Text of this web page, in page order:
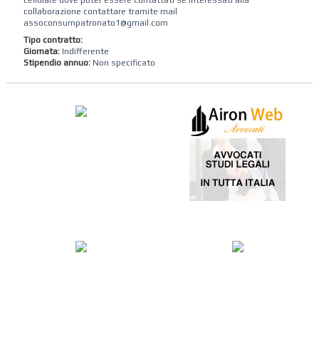
collaborazione contattare tramite mail
assoconsumpatronato1@gmail.com
Tipo contratto:
Giornata: Indifferente
Stipendio annuo: Non specificato